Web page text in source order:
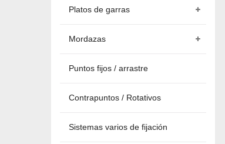
Platos de garras
Mordazas
Puntos fijos / arrastre
Contrapuntos / Rotativos
Sistemas varios de fijación